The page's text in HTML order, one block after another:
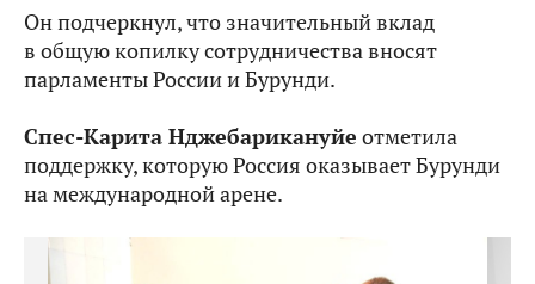
Он подчеркнул, что значительный вклад
в общую копилку сотрудничества вносят
парламенты России и Бурунди.
Спес-Карита Нджебарикануйе отметила
поддержку, которую Россия оказывает Бурунди
на международной арене.